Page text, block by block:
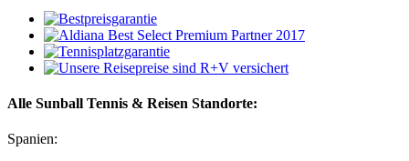
Alle Sunball Tennis & Reisen Standorte:
Spanien: